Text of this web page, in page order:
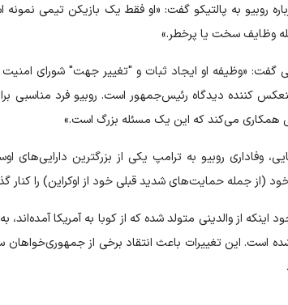
روبیو به پالتیکو گفت: «او فقط یک بازیکن تیمی
وظایف سخت یا پرخطر.»
گفت: «وظیفه او ایجاد ثبات و "تغییر جهت" شورای
کننده دیدگاه رئیس‌جمهور است. روبیو فرد مناسبی
همکاری می‌کند که این یک مسئله بزرگ است.»
وفاداری روبیو به ترامپ یکی از بزرگترین دارایی‌های
(از جمله حمایت‌های شدید قبلی‌ خود از اوکراین) را کنار
اینکه از والدینی متولد شده که از کوبا به آمریکا
است. این تغییرات باعث انتقاد برخی از